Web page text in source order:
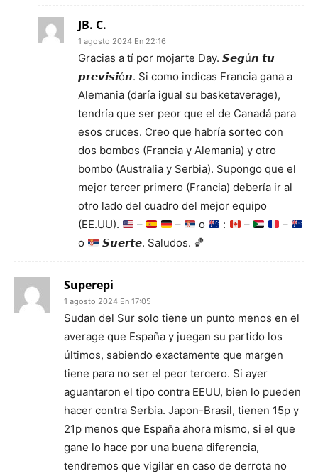
JB. C.
1 agosto 2024 En 22:16
Gracias a tí por mojarte Day. 𝙎𝙚𝙜ú𝙣 𝙩𝙪
𝙥𝙧𝙚𝙫𝙞𝙨𝙞ó𝙣. Si como indicas Francia gana a
Alemania (daría igual su basketaverage),
tendría que ser peor que el de Canadá para
esos cruces. Creo que habría sorteo con
dos bombos (Francia y Alemania) y otro
bombo (Australia y Serbia). Supongo que el
mejor tercer primero (Francia) debería ir al
otro lado del cuadro del mejor equipo
(EE.UU).
– – o : –
–
o
𝙎𝙪𝙚𝙧𝙩𝙚. Saludos. 🏀
Superepi
1 agosto 2024 En 17:05
Sudan del Sur solo tiene un punto menos en el
average que España y juegan su partido los
últimos, sabiendo exactamente que margen
tiene para no ser el peor tercero. Si ayer
aguantaron el tipo contra EEUU, bien lo pueden
hacer contra Serbia. Japon-Brasil, tienen 15p y
21p menos que España ahora mismo, si el que
gane lo hace por una buena diferencia,
tendremos que vigilar en caso de derrota no